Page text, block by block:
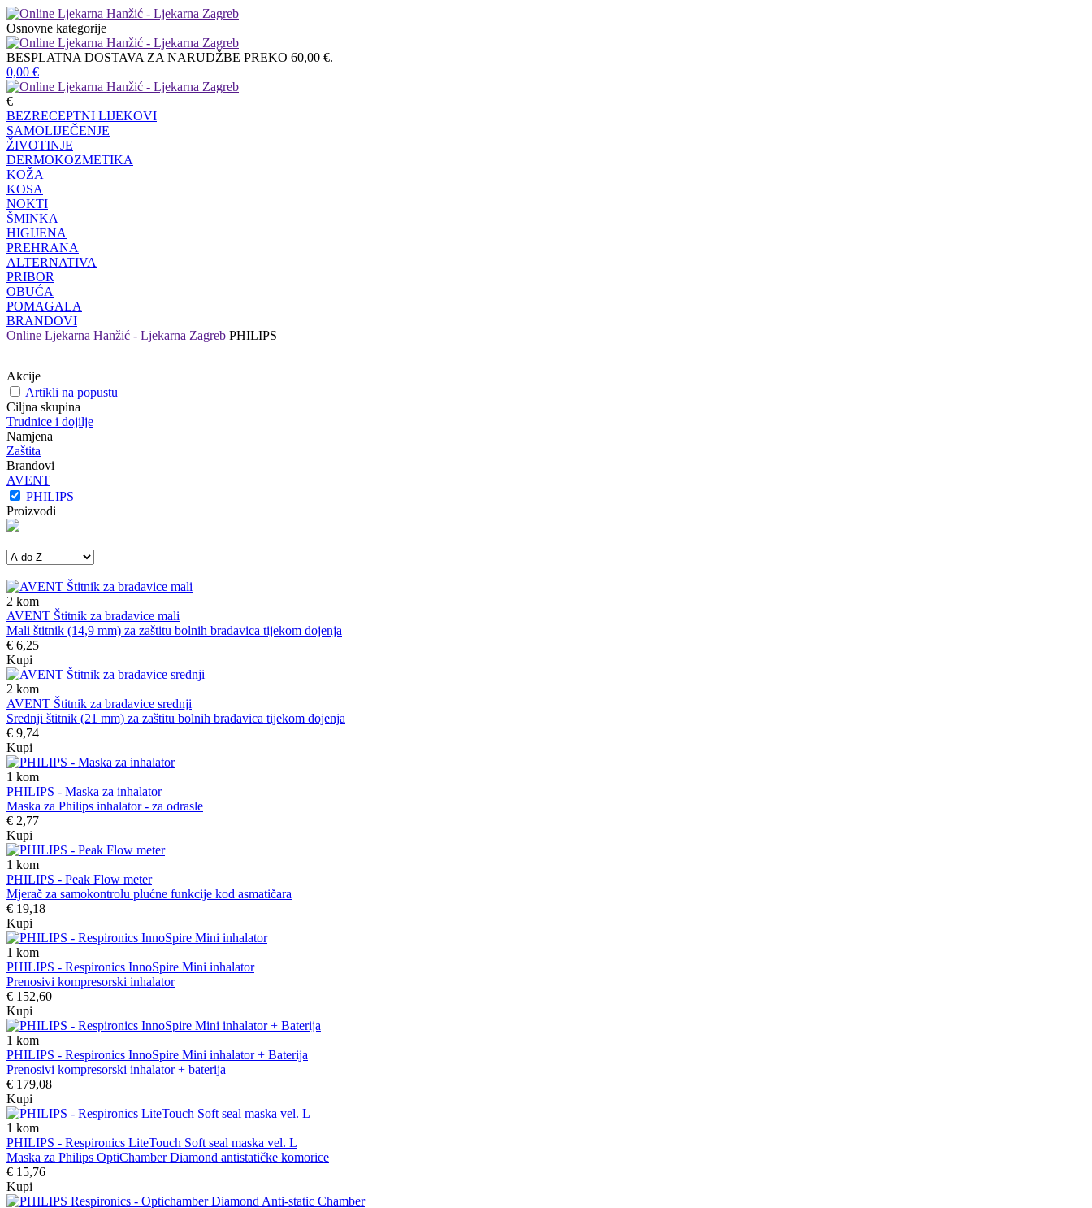
Osnovne kategorije
BESPLATNA DOSTAVA ZA NARUDŽBE PREKO 60,00 €.
0,00 €
€
BEZRECEPTNI LIJEKOVI
SAMOLIJEČENJE
ŽIVOTINJE
DERMOKOZMETIKA
KOŽA
KOSA
NOKTI
ŠMINKA
HIGIJENA
PREHRANA
ALTERNATIVA
PRIBOR
OBUĆA
POMAGALA
BRANDOVI
Online Ljekarna Hanžić - Ljekarna Zagreb PHILIPS
Akcije
Artikli na popustu
Ciljna skupina
Trudnice i dojilje
Namjena
Zaštita
Brandovi
AVENT
PHILIPS
Proizvodi
2 kom
AVENT Štitnik za bradavice mali
Mali štitnik (14,9 mm) za zaštitu bolnih bradavica tijekom dojenja
€ 6,25
Kupi
2 kom
AVENT Štitnik za bradavice srednji
Srednji štitnik (21 mm) za zaštitu bolnih bradavica tijekom dojenja
€ 9,74
Kupi
1 kom
PHILIPS - Maska za inhalator
Maska za Philips inhalator - za odrasle
€ 2,77
Kupi
1 kom
PHILIPS - Peak Flow meter
Mjerač za samokontrolu plućne funkcije kod asmatičara
€ 19,18
Kupi
1 kom
PHILIPS - Respironics InnoSpire Mini inhalator
Prenosivi kompresorski inhalator
€ 152,60
Kupi
1 kom
PHILIPS - Respironics InnoSpire Mini inhalator + Baterija
Prenosivi kompresorski inhalator + baterija
€ 179,08
Kupi
1 kom
PHILIPS - Respironics LiteTouch Soft seal maska vel. L
Maska za Philips OptiChamber Diamond antistatičke komorice
€ 15,76
Kupi